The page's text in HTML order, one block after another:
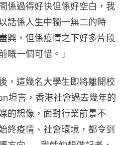
係過得好快但係好空白，我
話係人生中獨一無二的時
興，但係疫情之下好多片段
嘅一個可惜。」
，這幾名大學生即將離開校
坦言，香港社會過去幾年的
的想像，面對行業前景不
終疫情、社會環境，都令到